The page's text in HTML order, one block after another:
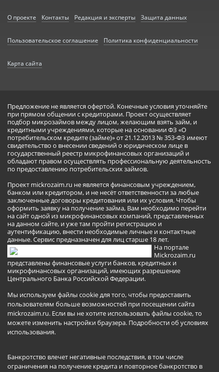
О проекте Контакты Редакция и эксперты Защита данных
Пользовательское соглашение Политика конфиденциальности
Карта сайта
Предложение не является офертой. Конечные условия уточняйте
при прямом общении с кредиторами. Проект осуществляет
подбор микрозаймов между лицом, желающим взять займ, и
кредитными учреждениями, которые на основании ФЗ «О
потребительском кредите (займе)» от 21.12.2013 № 353-ФЗ имеют
свидетельство о внесении сведений о юридическом лице в
государственный реестр микрофинансовых организаций и
обладают правом осуществлять профессиональную деятельность
по предоставлению потребительских займов.
Проект mickrozaim.ru не является финансовым учреждением,
банком или кредитором, и не несёт ответственности за любые
заключенные договоры кредитования или их условия. Чтобы
оформить заявку на получение займа, Вам необходимо перейти
на сайт одной из микрофинансовых компаний, представленных
на данном сайте, и уже там пройти регистрацию и
аутентификацию, внести необходимые личные и контактные
данные. Сервис предназначен для лиц старше 18 лет.
На портале
Mickrozaim.ru
представлены финансовые услуги банков, кредитных и
микрофинансовых организаций, имеющих разрешение
Центрального Банка Российской Федерации.
Мы используем файлы cookie для того, чтобы предоставить
пользователям больше возможностей при посещении сайта
mickrozaim.ru. Если вы не хотите использовать файлы cookie, то
можете изменить настройки браузера. Подробности об условиях
использования.
Банкротство влечет негативные последствия, в том числе
ограничения на получение кредита и повторное банкротство в